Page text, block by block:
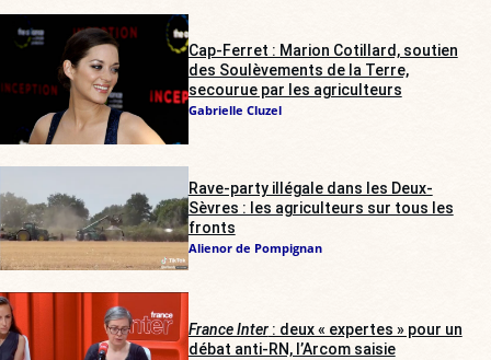
Cap-Ferret : Marion Cotillard, soutien
des Soulèvements de la Terre,
secourue par les agriculteurs
Gabrielle Cluzel
Rave-party illégale dans les Deux-
Sèvres : les agriculteurs sur tous les
fronts
Alienor de Pompignan
France Inter: deux « expertes » pour un
débat anti-RN, l’Arcom saisie